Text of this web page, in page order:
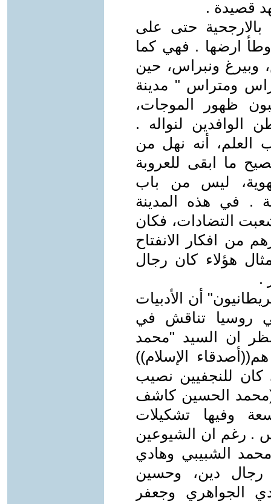
قصيدة .
بالارجحية حتى على
وطأ ارضها . فهي كما
وبيرغ ونبراس، حين
ومتراس " مدينة
ظهور الموجات،
الوافدين لنواله .
أنه نهل من
ما ابقى للعروبة
ليس من باب
. في هذه المدينة
التضادات، فكان
من افكار الانفتاح
هؤلاء كان رجال
.
أن الأدبيات
في روسيا تناقش في
ان السيد "محمد
الإسلام))
للنجفيين نصيب
(محمد الحسين كاشف
وفيها تشكيلات
. رغم ان الشيوعين
الشبيبي وهادي
رجال دين، وحسين
الجواهري وجعفر